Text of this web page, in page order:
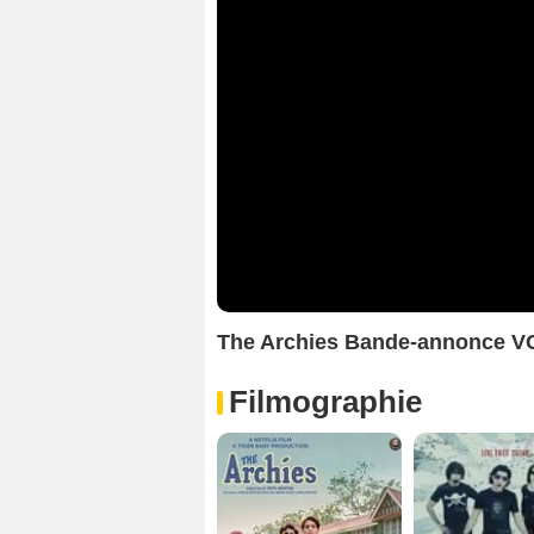
The Archies Bande-annonce
Filmographie